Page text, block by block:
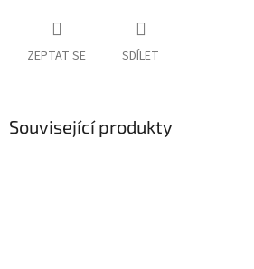
ZEPTAT SE SDÍLET
Související produkty